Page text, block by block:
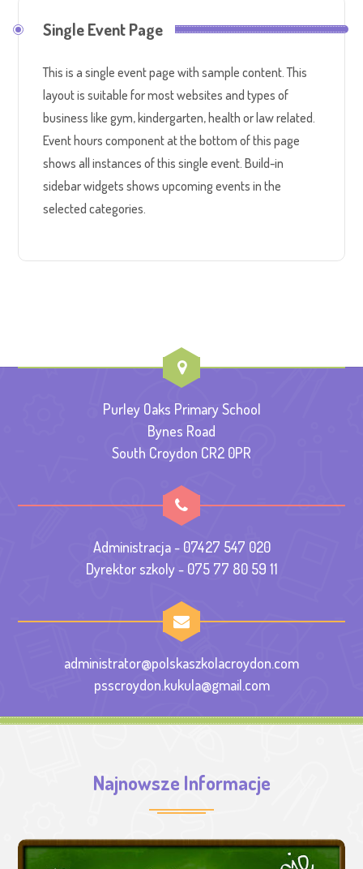
Single Event Page
This is a single event page with sample content. This
layout is suitable for most websites and types of
business like gym, kindergarten, health or law related.
Event hours component at the bottom of this page
shows all instances of this single event. Build-in
sidebar widgets shows upcoming events in the
selected categories.
Purley Oaks Primary School
Bynes Road
South Croydon CR2 0PR
Administracja - 07427 547 020
Dyrektor szkoly - 075 77 80 59 11
administrator@polskaszkolacroydon.com
psscroydon.kukula@gmail.com
Najnowsze Informacje